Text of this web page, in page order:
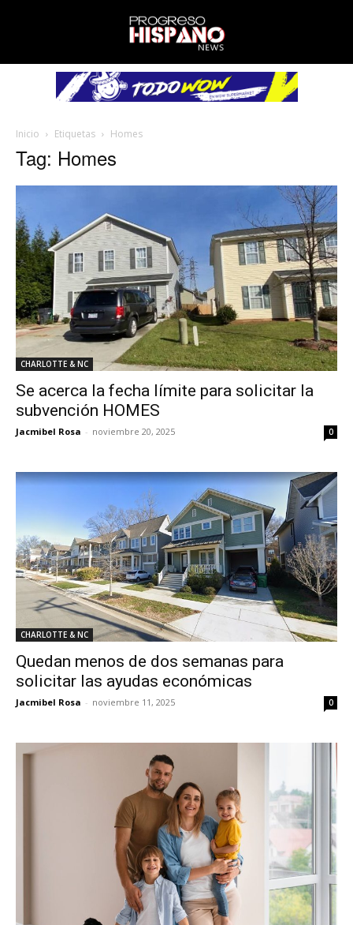
Inicio Etiquetas Homes
Tag: Homes
CHARLOTTE & NC
Se acerca la fecha límite para solicitar la
subvención HOMES
Jacmibel Rosa - noviembre 20, 2025 0
CHARLOTTE & NC
Quedan menos de dos semanas para
solicitar las ayudas económicas
Jacmibel Rosa - noviembre 11, 2025 0